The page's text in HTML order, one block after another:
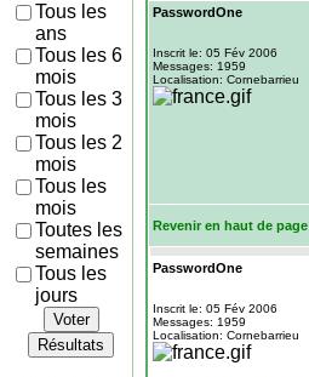
Tous les
ans
Tous les 6
mois
Tous les 3
mois
Tous les 2
mois
Tous les
mois
Toutes les
semaines
Tous les
jours
Voter
Résultats
PasswordOne
Inscrit le: 05 Fév 2006
Messages: 1959
Localisation: Cornebarrieu
Revenir en haut de page
PasswordOne
Inscrit le: 05 Fév 2006
Messages: 1959
Localisation: Cornebarrieu